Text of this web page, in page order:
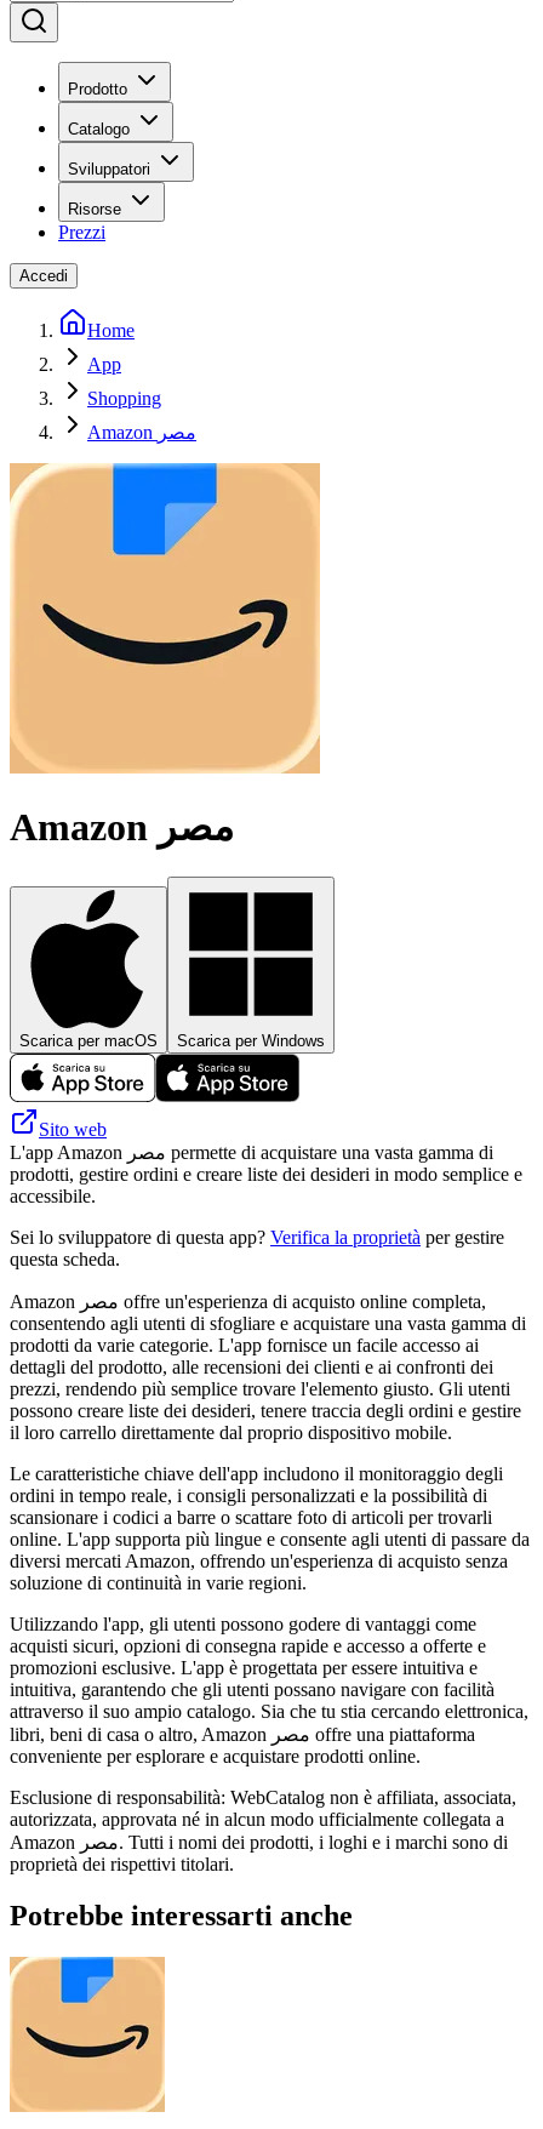
Prodotto
Catalogo
Sviluppatori
Risorse
Prezzi
Accedi
Home
App
Shopping
Amazon مصر
Amazon مصر
Scarica per macOS Scarica per Windows
Sito web
L'app Amazon مصر permette di acquistare una vasta gamma di
prodotti, gestire ordini e creare liste dei desideri in modo semplice e
accessibile.
Sei lo sviluppatore di questa app? Verifica la proprietà per gestire
questa scheda.
Amazon مصر offre un'esperienza di acquisto online completa,
consentendo agli utenti di sfogliare e acquistare una vasta gamma di
prodotti da varie categorie. L'app fornisce un facile accesso ai
dettagli del prodotto, alle recensioni dei clienti e ai confronti dei
prezzi, rendendo più semplice trovare l'elemento giusto. Gli utenti
possono creare liste dei desideri, tenere traccia degli ordini e gestire
il loro carrello direttamente dal proprio dispositivo mobile.
Le caratteristiche chiave dell'app includono il monitoraggio degli
ordini in tempo reale, i consigli personalizzati e la possibilità di
scansionare i codici a barre o scattare foto di articoli per trovarli
online. L'app supporta più lingue e consente agli utenti di passare da
diversi mercati Amazon, offrendo un'esperienza di acquisto senza
soluzione di continuità in varie regioni.
Utilizzando l'app, gli utenti possono godere di vantaggi come
acquisti sicuri, opzioni di consegna rapide e accesso a offerte e
promozioni esclusive. L'app è progettata per essere intuitiva e
intuitiva, garantendo che gli utenti possano navigare con facilità
attraverso il suo ampio catalogo. Sia che tu stia cercando elettronica,
libri, beni di casa o altro, Amazon مصر offre una piattaforma
conveniente per esplorare e acquistare prodotti online.
Esclusione di responsabilità: WebCatalog non è affiliata, associata,
autorizzata, approvata né in alcun modo ufficialmente collegata a
Amazon مصر. Tutti i nomi dei prodotti, i loghi e i marchi sono di
proprietà dei rispettivi titolari.
Potrebbe interessarti anche